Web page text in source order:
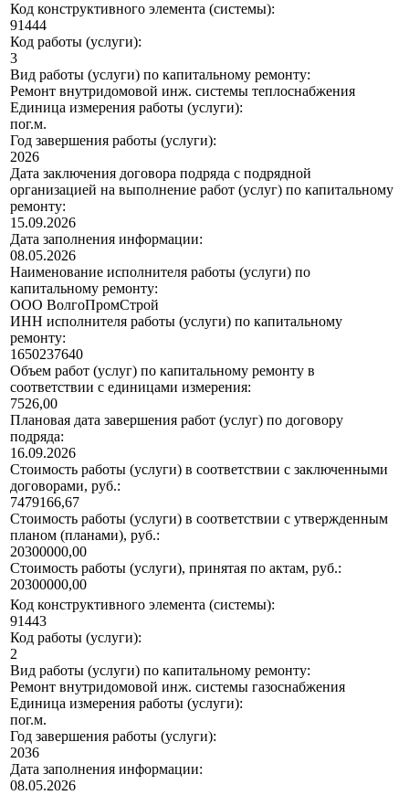
Код конструктивного элемента (системы):
91444
Код работы (услуги):
3
Вид работы (услуги) по капитальному ремонту:
Ремонт внутридомовой инж. системы теплоснабжения
Единица измерения работы (услуги):
пог.м.
Год завершения работы (услуги):
2026
Дата заключения договора подряда с подрядной
организацией на выполнение работ (услуг) по капитальному
ремонту:
15.09.2026
Дата заполнения информации:
08.05.2026
Наименование исполнителя работы (услуги) по
капитальному ремонту:
ООО ВолгоПромСтрой
ИНН исполнителя работы (услуги) по капитальному
ремонту:
1650237640
Объем работ (услуг) по капитальному ремонту в
соответствии с единицами измерения:
7526,00
Плановая дата завершения работ (услуг) по договору
подряда:
16.09.2026
Стоимость работы (услуги) в соответствии с заключенными
договорами, руб.:
7479166,67
Стоимость работы (услуги) в соответствии с утвержденным
планом (планами), руб.:
20300000,00
Стоимость работы (услуги), принятая по актам, руб.:
20300000,00
Код конструктивного элемента (системы):
91443
Код работы (услуги):
2
Вид работы (услуги) по капитальному ремонту:
Ремонт внутридомовой инж. системы газоснабжения
Единица измерения работы (услуги):
пог.м.
Год завершения работы (услуги):
2036
Дата заполнения информации:
08.05.2026